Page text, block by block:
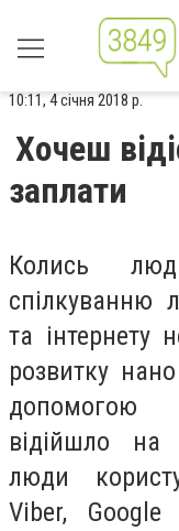
10:11, 4 січня 2018 р.
Хочеш
заплати
Колись
спілкуванню
та
розвитку
допомогою
відійшло на
люди
Viber,